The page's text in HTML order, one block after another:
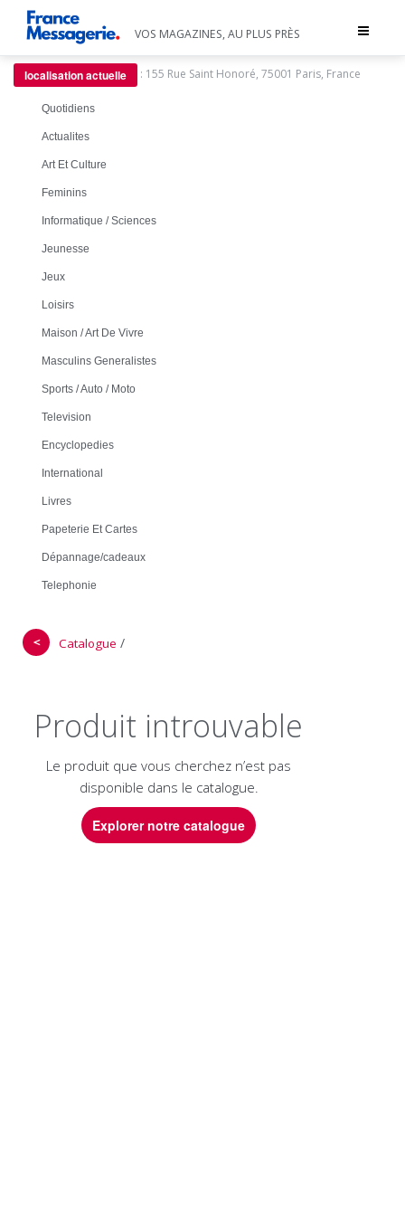
Toggle
VOS MAGAZINES, AU PLUS PRÈS
localisation actuelle : 155 Rue Saint Honoré, 75001 Paris, France
Quotidiens
Actualites
Art Et Culture
Feminins
Informatique / Sciences
Jeunesse
Jeux
Loisirs
Maison / Art De Vivre
Masculins Generalistes
Sports / Auto / Moto
Television
Encyclopedies
International
Livres
Papeterie Et Cartes
Dépannage/cadeaux
Telephonie
＜ Catalogue /
Produit introuvable
Le produit que vous cherchez n’est pas
disponible dans le catalogue.
Explorer notre catalogue